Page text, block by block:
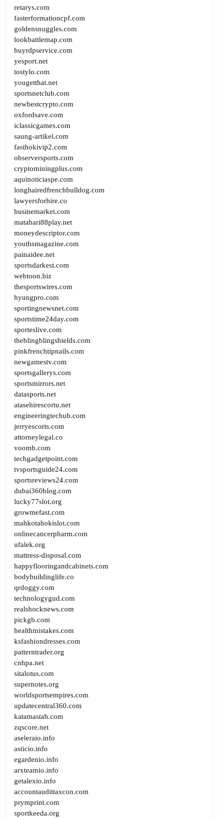
retarys.com
fasterformationcpf.com
goldensnuggles.com
lookbattlemap.com
buyrdpservice.com
yesport.net
tostylo.com
yougetthat.net
sportsnetclub.com
newbestcrypto.com
oxfordsave.com
iclassicgames.com
saung-artikel.com
fasthokivip2.com
observersports.com
cryptominingplus.com
aquinoticiaspe.com
longhairedfrenchbulldog.com
lawyersforhire.co
businemarket.com
matahari88play.net
moneydescriptor.com
youthsmagazine.com
painaidee.net
sportsdarkest.com
webtoon.biz
thesportswires.com
hyungpro.com
sportingnewsnet.com
sportstime24day.com
sporteslive.com
theblingblingshields.com
pinkfrenchtipnails.com
newgamestv.com
sportsgallerys.com
sportsmirrors.net
datasports.net
atasehirescortu.net
engineeringtechub.com
jerryescorts.com
attorneylegal.co
voomb.com
techgadgetpoint.com
tvsportsguide24.com
sportsreviews24.com
dubai360blog.com
lucky77slot.org
growmefast.com
mahkotahokislot.com
onlinecancerpharm.com
ufalek.org
mattress-disposal.com
happyflooringandcabinets.com
bodybuildinglife.co
qrdoggy.com
technologygud.com
realshocknews.com
pickgb.com
healthmistakes.com
ksfashiondresses.com
patterntrader.org
cnhpa.net
sitalotus.com
supernotes.org
worldsportsempires.com
updatecentral360.com
katamastah.com
zqscore.net
aseleraio.info
asticio.info
egardenio.info
arxteamio.info
getalexio.info
accountaudittaxcon.com
prymprint.com
sportkeeda.org